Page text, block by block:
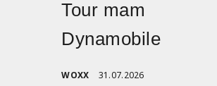
Tour mam
Dynamobile
WOXX 31.07.2026